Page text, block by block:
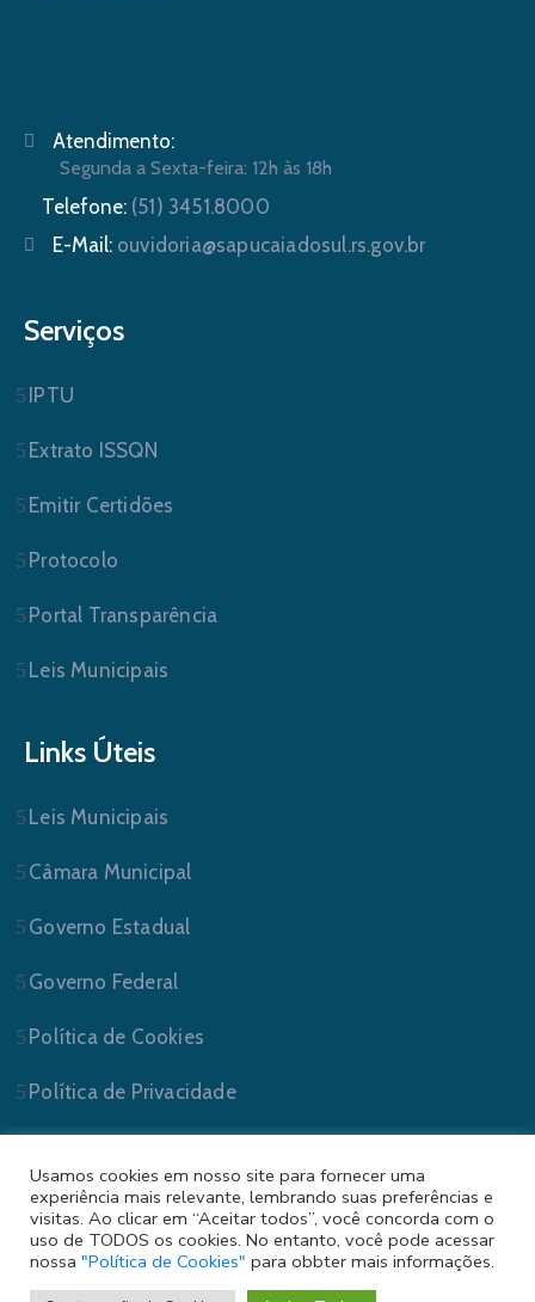
Atendimento:
Segunda a Sexta-feira: 12h às 18h
Telefone: (51) 3451.8000
E-Mail: ouvidoria@sapucaiadosul.rs.gov.br
Serviços
IPTU
Extrato ISSQN
Emitir Certidões
Protocolo
Portal Transparência
Leis Municipais
Links Úteis
Leis Municipais
Câmara Municipal
Governo Estadual
Governo Federal
Política de Cookies
Política de Privacidade
Usamos cookies em nosso site para fornecer uma
experiência mais relevante, lembrando suas preferências e
visitas. Ao clicar em “Aceitar todos”, você concorda com o
uso de TODOS os cookies. No entanto, você pode acessar
nossa "Política de Cookies" para obbter mais informações.